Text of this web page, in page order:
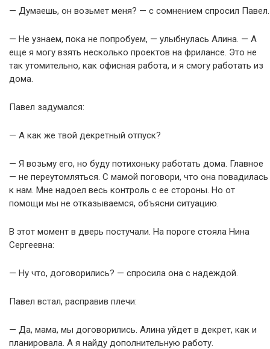
— Думаешь, он возьмет меня? — с сомнением спросил Павел.
— Не узнаем, пока не попробуем, — улыбнулась Алина. — А
еще я могу взять несколько проектов на фрилансе. Это не
так утомительно, как офисная работа, и я смогу работать из
дома.
Павел задумался:
— А как же твой декретный отпуск?
— Я возьму его, но буду потихоньку работать дома. Главное
— не переутомляться. С мамой поговори, что она повадилась
к нам. Мне надоел весь контроль с ее стороны. Но от
помощи мы не отказываемся, объясни ситуацию.
В этот момент в дверь постучали. На пороге стояла Нина
Сергеевна:
— Ну что, договорились? — спросила она с надеждой.
Павел встал, расправив плечи:
— Да, мама, мы договорились. Алина уйдет в декрет, как и
планировала. А я найду дополнительную работу.